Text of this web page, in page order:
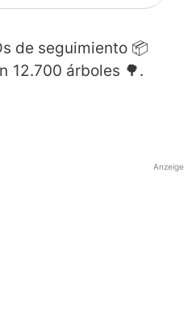
de seguimiento 📦
12.700 árboles 🌳.
Anzeige